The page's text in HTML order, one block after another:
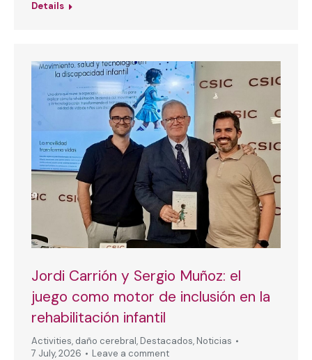
Details
Jordi Carrión y Sergio Muñoz: el
juego como motor de inclusión en la
rehabilitación infantil
Activities, daño cerebral, Destacados, Noticias
7 July, 2026
Leave a comment